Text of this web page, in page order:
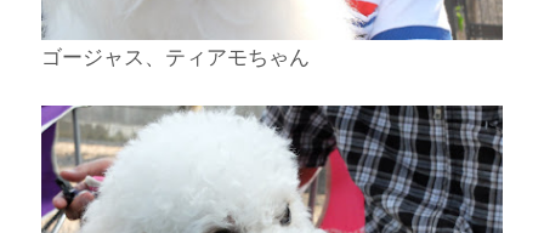
ゴージャス、ティアモちゃん